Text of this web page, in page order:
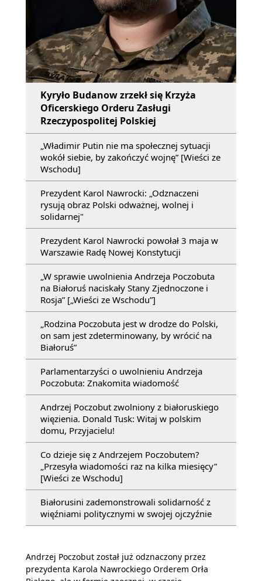
Kyryło Budanow zrzekł się Krzyża
Oficerskiego Orderu Zasługi
Rzeczypospolitej Polskiej
„Władimir Putin nie ma społecznej sytuacji
wokół siebie, by zakończyć wojnę” [Wieści ze
Wschodu]
Prezydent Karol Nawrocki: „Odznaczeni
rysują obraz Polski odważnej, wolnej i
solidarnej"
Prezydent Karol Nawrocki powołał 3 maja w
Warszawie Radę Nowej Konstytucji
„W sprawie uwolnienia Andrzeja Poczobuta
na Białoruś naciskały Stany Zjednoczone i
Rosja” [„Wieści ze Wschodu”]
„Rodzina Poczobuta jest w drodze do Polski,
on sam jest zdeterminowany, by wrócić na
Białoruś”
Parlamentarzyści o uwolnieniu Andrzeja
Poczobuta: Znakomita wiadomość
Andrzej Poczobut zwolniony z białoruskiego
więzienia. Donald Tusk: Witaj w polskim
domu, Przyjacielu!
Co dzieje się z Andrzejem Poczobutem?
„Przesyła wiadomości raz na kilka miesięcy”
[Wieści ze Wschodu]
Białorusini zademonstrowali solidarność z
więźniami politycznymi w swojej ojczyźnie
Andrzej Poczobut został już odznaczony przez
prezydenta Karola Nawrockiego Orderem Orła